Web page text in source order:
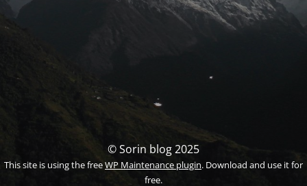
© Sorin blog 2025
This site is using the freeWP Maintenance plugin. Download and use it for
free.